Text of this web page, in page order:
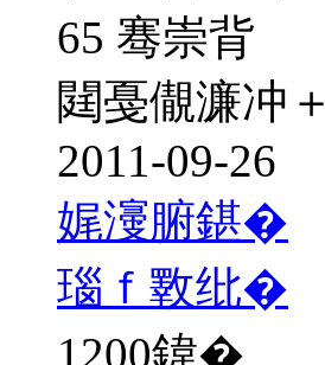
65 骞崇背
閮戞儬濂冲＋
2011-09-26
娓濅腑鍖�
瑙ｆ斁纰�
1200鍏�